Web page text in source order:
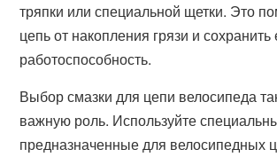
тряпки или специальной щетки. Это
цепь от накопления грязи и сохранить
работоспособность.
Выбор смазки для цепи велосипеда
важную роль. Используйте
предназначенные для велосипедных